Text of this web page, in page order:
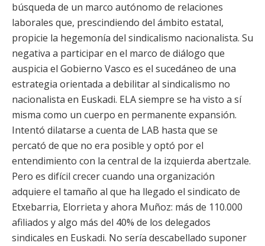
búsqueda de un marco autónomo de relaciones
laborales que, prescindiendo del ámbito estatal,
propicie la hegemonía del sindicalismo nacionalista. Su
negativa a participar en el marco de diálogo que
auspicia el Gobierno Vasco es el sucedáneo de una
estrategia orientada a debilitar al sindicalismo no
nacionalista en Euskadi. ELA siempre se ha visto a sí
misma como un cuerpo en permanente expansión.
Intentó dilatarse a cuenta de LAB hasta que se
percató de que no era posible y optó por el
entendimiento con la central de la izquierda abertzale.
Pero es difícil crecer cuando una organización
adquiere el tamaño al que ha llegado el sindicato de
Etxebarria, Elorrieta y ahora Muñoz: más de 110.000
afiliados y algo más del 40% de los delegados
sindicales en Euskadi. No sería descabellado suponer